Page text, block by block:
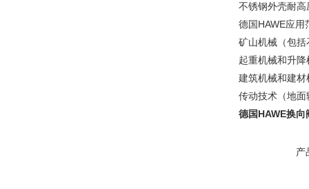
不锈钢外壳耐高
德国HAWE应用
矿山机械（包括
起重机械和升降
建筑机械和建材
传动技术（地
德国HAWE换向
产